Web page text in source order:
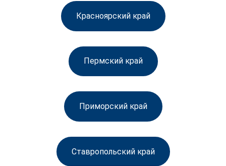
Красноярский край
Пермский край
Приморский край
Ставропольский край